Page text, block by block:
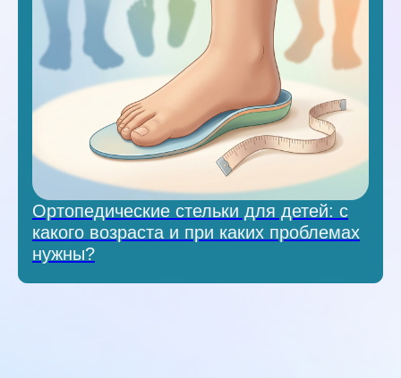
Ортопедические стельки для детей: с
какого возраста и при каких проблемах
нужны?